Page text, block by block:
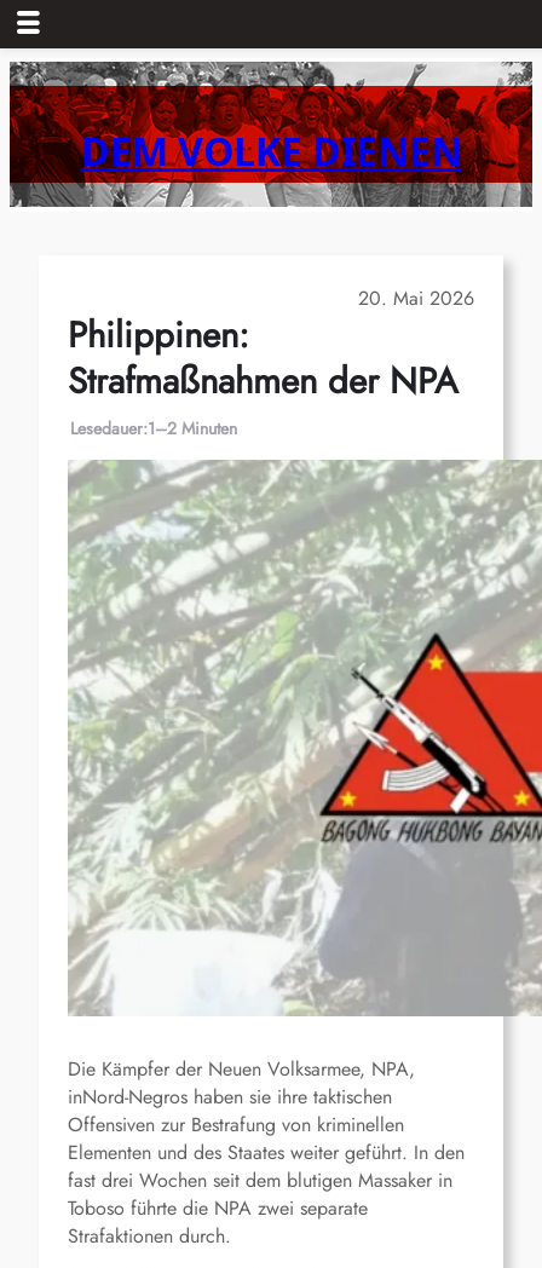
Zum
Inhalt
springenDEM VOLKE DIENEN
20. Mai 2026
Philippinen:
Strafmaßnahmen der NPA
Lesedauer:1–2 Minuten
Die Kämpfer der Neuen Volksarmee, NPA,
inNord-Negros haben sie ihre taktischen
Offensiven zur Bestrafung von kriminellen
Elementen und des Staates weiter geführt. In den
fast drei Wochen seit dem blutigen Massaker in
Toboso führte die NPA zwei separate
Strafaktionen durch.